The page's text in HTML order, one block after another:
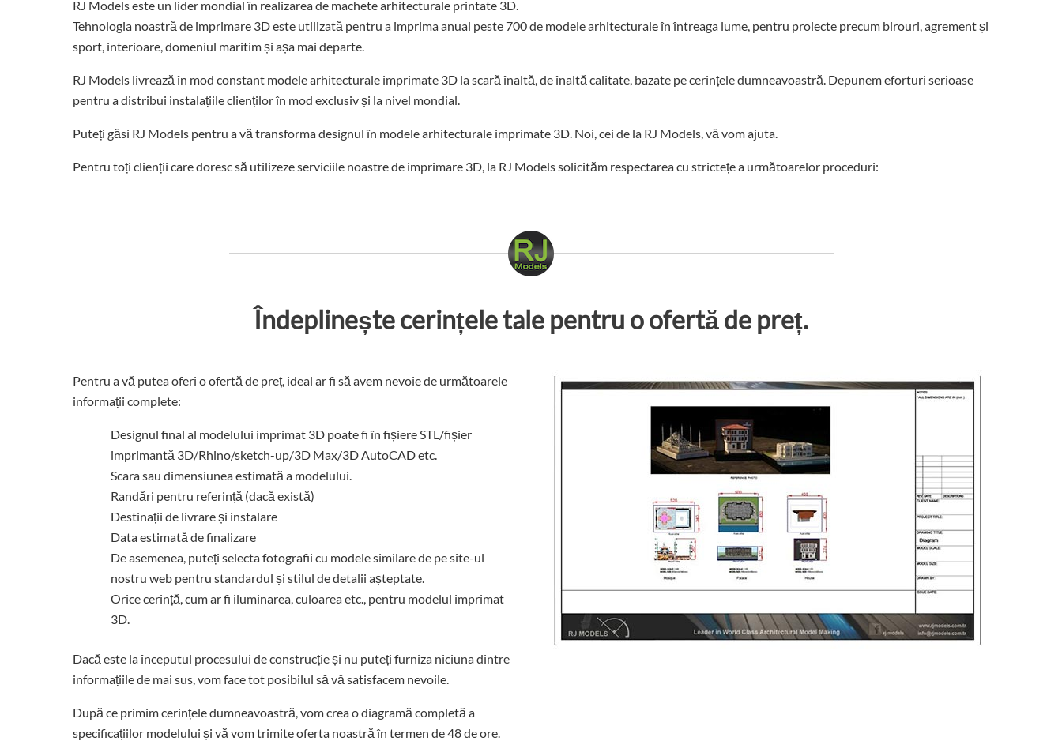
RJ Models este un lider mondial în realizarea de machete arhitecturale printate 3D.
Tehnologia noastră de imprimare 3D este utilizată pentru a imprima anual peste 700 de modele arhitecturale în întreaga lume, pentru proiecte precum birouri, agrement și
sport, interioare, domeniul maritim și așa mai departe.
RJ Models livrează în mod constant modele arhitecturale imprimate 3D la scară înaltă, de înaltă calitate, bazate pe cerințele dumneavoastră. Depunem eforturi serioase
pentru a distribui instalațiile clienților în mod exclusiv și la nivel mondial.
Puteți găsi RJ Models pentru a vă transforma designul în modele arhitecturale imprimate 3D. Noi, cei de la RJ Models, vă vom ajuta.
Pentru toți clienții care doresc să utilizeze serviciile noastre de imprimare 3D, la RJ Models solicităm respectarea cu strictețe a următoarelor proceduri:
Îndeplinește cerințele tale pentru o ofertă de preț.
Pentru a vă putea oferi o ofertă de preț, ideal ar fi să avem nevoie de următoarele
informații complete:
Designul final al modelului imprimat 3D poate fi în fișiere STL/fișier
imprimantă 3D/Rhino/sketch-up/3D Max/3D AutoCAD etc.
Scara sau dimensiunea estimată a modelului.
Randări pentru referință (dacă există)
Destinații de livrare și instalare
Data estimată de finalizare
De asemenea, puteți selecta fotografii cu modele similare de pe site-ul
nostru web pentru standardul și stilul de detalii așteptate.
Orice cerință, cum ar fi iluminarea, culoarea etc., pentru modelul imprimat
3D.
Dacă este la începutul procesului de construcție și nu puteți furniza niciuna dintre
informațiile de mai sus, vom face tot posibilul să vă satisfacem nevoile.
După ce primim cerințele dumneavoastră, vom crea o diagramă completă a
specificațiilor modelului și vă vom trimite oferta noastră în termen de 48 de ore.